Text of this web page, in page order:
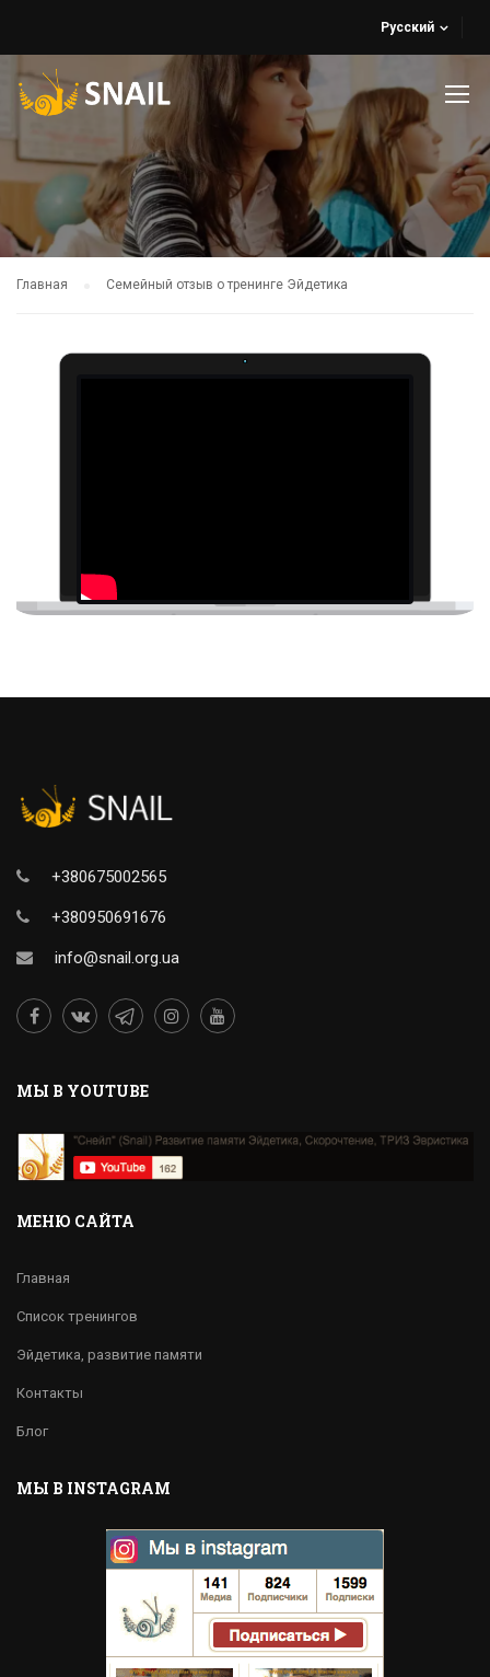
Русский
Главная Семейный отзыв о тренинге Эйдетика
+380675002565
+380950691676
info@snail.org.ua
MЫ В YOUTUBE
МЕНЮ САЙТА
Главная
Список тренингов
Эйдетика, развитие памяти
Контакты
Блог
МЫ В INSTAGRAM